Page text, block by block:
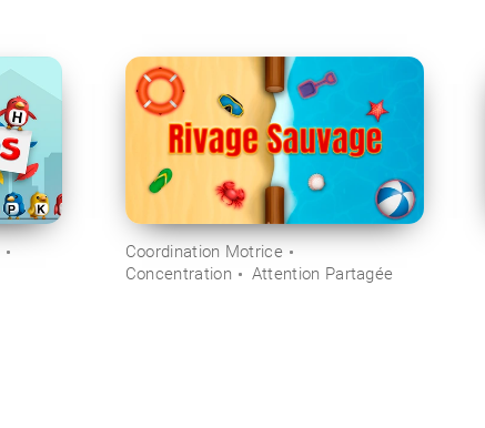
Coordination Motrice
Concentration
Attention Partagée